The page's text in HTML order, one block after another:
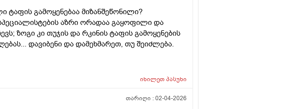
გამოყენებაა მიზანშეწონილი?
აზრი ორადაა გაყოფილი და
ზოგი კი თუჯის და რკინის ტაფის გამოყენების
დავიბენი და დამეხმარეთ, თუ შეიძლება.
იხილეთპასუხი
თარიღი :02-04-2026